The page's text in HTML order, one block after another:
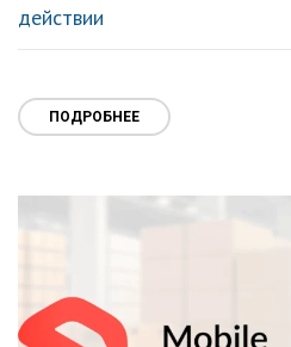
действии
ПОДРОБНЕЕ